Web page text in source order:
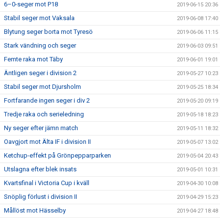
6–0-seger mot P18 2019-06-15 20:36
Stabil seger mot Vaksala 2019-06-08 17:40
Blytung seger borta mot Tyresö 2019-06-06 11:15
Stark vändning och seger 2019-06-03 09:51
Femte raka mot Täby 2019-06-01 19:01
Äntligen seger i division 2 2019-05-27 10:23
Stabil seger mot Djursholm 2019-05-25 18:34
Fortfarande ingen seger i div 2 2019-05-20 09:19
Tredje raka och serieledning 2019-05-18 18:23
Ny seger efter jämn match 2019-05-11 18:32
Oavgjort mot Älta IF i division II 2019-05-07 13:02
Ketchup-effekt på Grönpepparparken 2019-05-04 20:43
Utslagna efter blek insats 2019-05-01 10:31
Kvartsfinal i Victoria Cup i kväll 2019-04-30 10:08
Snöplig förlust i division II 2019-04-29 15:23
Mållöst mot Hässelby 2019-04-27 18:48